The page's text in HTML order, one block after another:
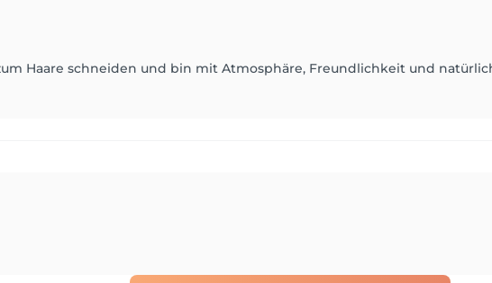
Haare schneiden und bin mit Atmosphäre, Freundlichkeit und